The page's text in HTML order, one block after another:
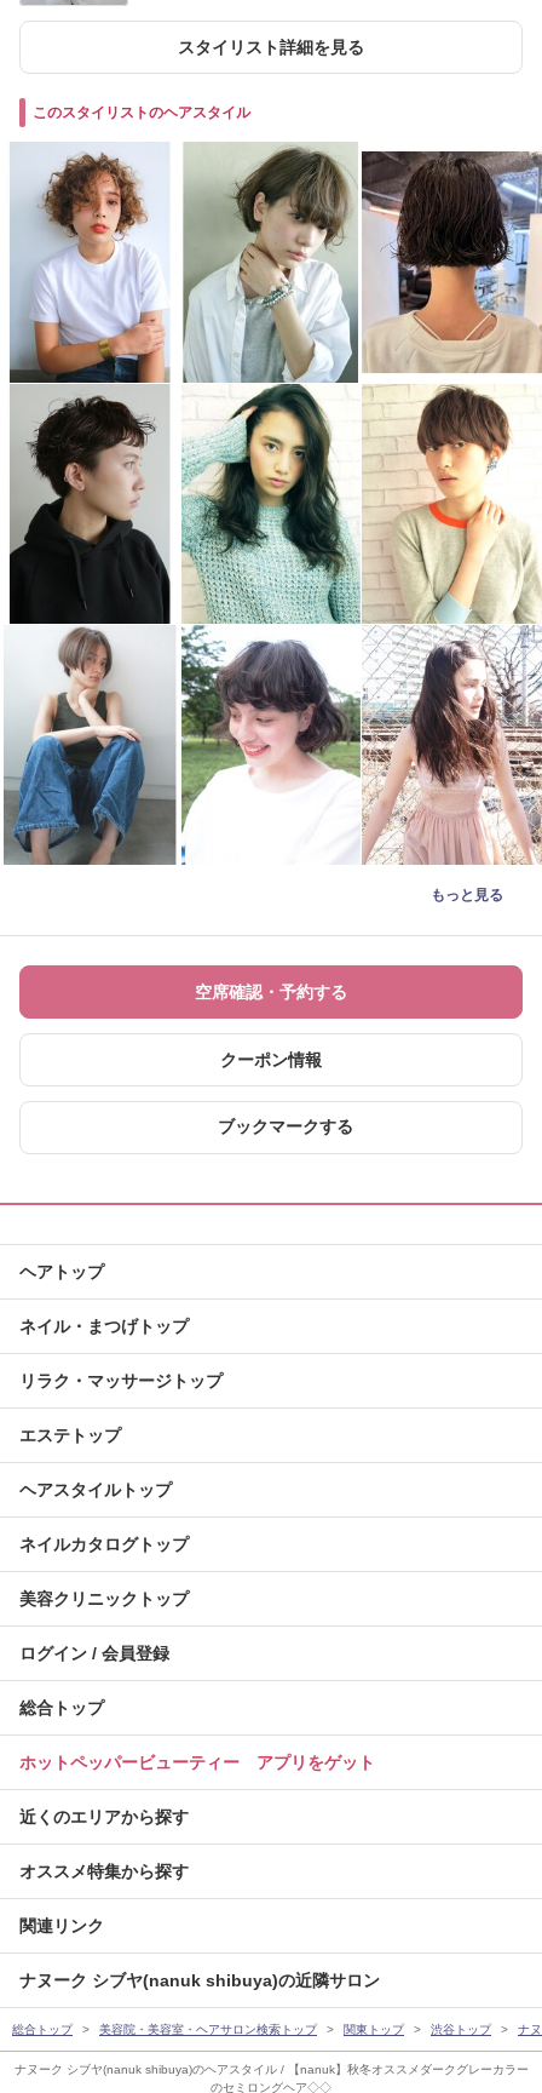
ナヌーク シブヤ(nanuk shibuya)のヘアスタイル / 【nanuk】秋冬オススメダークグレーカラー
のセミロングヘア◇◇
スタイリスト詳細を見る
このスタイリストのヘアスタイル
もっと見る
空席確認・予約する
クーポン情報
ブックマークする
ヘアトップ
ネイル・まつげトップ
リラク・マッサージトップ
エステトップ
ヘアスタイルトップ
ネイルカタログトップ
美容クリニックトップ
ログイン / 会員登録
総合トップ
ホットペッパービューティー アプリをゲット
近くのエリアから探す
オススメ特集から探す
関連リンク
ナヌーク シブヤ(nanuk shibuya)の近隣サロン
総合トップ 美容院・美容室・ヘアサロン検索トップ 関東トップ 渋谷トップ ナ